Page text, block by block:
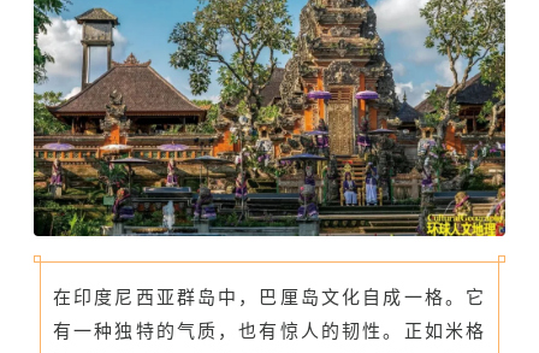
在印度尼西亚群岛中，巴厘岛文化自成一格。它
有一种独特的气质，也有惊人的韧性。正如米格